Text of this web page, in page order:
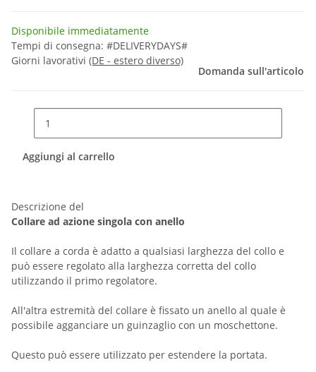
Disponibile immediatamente
Tempi di consegna: #DELIVERYDAYS#
Giorni lavorativi (DE - estero diverso)
Domanda sull'articolo
Aggiungi al carrello
Descrizione del
Collare ad azione singola con anello
Il collare a corda è adatto a qualsiasi larghezza del collo e
può essere regolato alla larghezza corretta del collo
utilizzando il primo regolatore.
All'altra estremità del collare è fissato un anello al quale è
possibile agganciare un guinzaglio con un moschettone.
Questo può essere utilizzato per estendere la portata.